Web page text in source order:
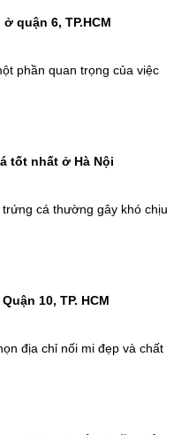
quận 6, TP.HCM
phần quan trọng của việc
tốt nhất ở Hà Nội
cá thường gây khó chịu
10, TP. HCM
địa chỉ nối mi đẹp và chất